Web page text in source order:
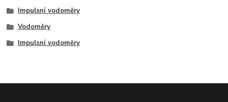
Impulsní vodoměry
Vodoměry
Impulsní vodoměry